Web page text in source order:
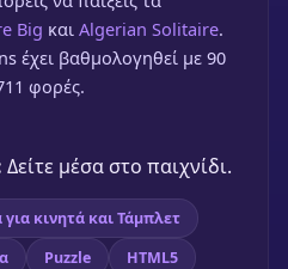
Big και Algerian Solitaire.
έχει βαθμολογηθεί με 90
φορές.
Δείτε μέσα στο παιχνίδι.
για κινητά και Τάμπλετ
Puzzle HTML5